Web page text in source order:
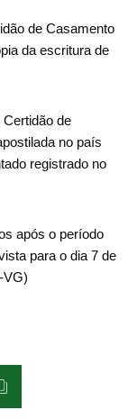
de Casamento
da escritura de
de
no país
registrado no
após o período
para o dia 7 de
VG)